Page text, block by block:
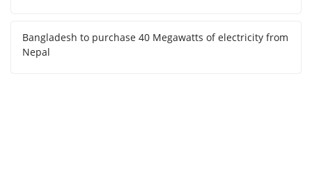
Bangladesh to purchase 40 Megawatts of electricity from
Nepal